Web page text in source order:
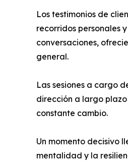
Los testimonios de
recorridos personales
conversaciones,
general.
Las sesiones a cargo
dirección a largo
constante cambio.
Un momento decisivo
mentalidad y la